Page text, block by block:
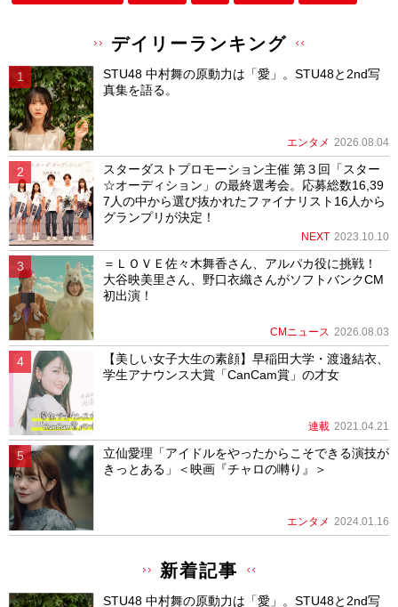
デイリーランキング
STU48 中村舞の原動力は「愛」。STU48と2nd写
真集を語る。
エンタメ 2026.08.04
スターダストプロモーション主催 第３回「スター
☆オーディション」の最終選考会。応募総数16,39
7人の中から選び抜かれたファイナリスト16人から
グランプリが決定！
NEXT 2023.10.10
＝ＬＯＶＥ佐々木舞香さん、アルパカ役に挑戦！
大谷映美里さん、野口衣織さんがソフトバンクCM
初出演！
CMニュース 2026.08.03
【美しい女子大生の素顔】早稲田大学・渡邉結衣、
学生アナウンス大賞「CanCam賞」の才女
連載 2021.04.21
立仙愛理「アイドルをやったからこそできる演技が
きっとある」＜映画『チャロの囀り』＞
エンタメ 2024.01.16
新着記事
STU48 中村舞の原動力は「愛」。STU48と2nd写